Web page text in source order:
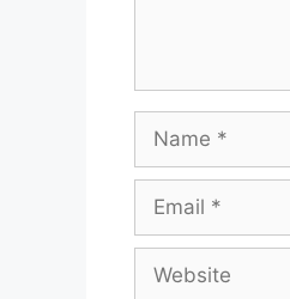
Name
Email
Website